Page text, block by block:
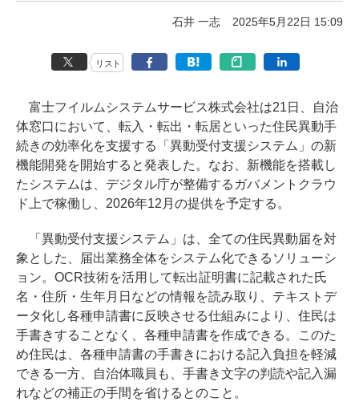
石井 一志 2025年5月22日 15:09
リスト
富士フイルムシステムサービス株式会社は21日、自治
体窓口において、転入・転出・転居といった住民異動手
続きの効率化を支援する「異動受付支援システム」の新
機能開発を開始すると発表した。なお、新機能を搭載し
たシステムは、デジタル庁が整備するガバメントクラウ
ド上で稼働し、2026年12月の提供を予定する。
「異動受付支援システム」は、全ての住民異動届を対
象とした、届出業務全体をシステム化できるソリューシ
ョン。OCR技術を活用して転出証明書に記載された氏
名・住所・生年月日などの情報を読み取り、テキストデ
ータ化し各種申請書に反映させる仕組みにより、住民は
手書きすることなく、各種申請書を作成できる。このた
め住民は、各種申請書の手書きにおける記入負担を軽減
できる一方、自治体職員も、手書き文字の判読や記入漏
れなどの補正の手間を省けるとのこと。